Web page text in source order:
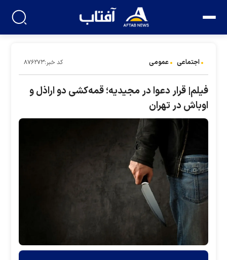
اجتماعی عمومی کد خبر:۸۷۶۲۷۳
فیلم| قرار دعوا در مجیدیه؛ قمه‌کشی دو اراذل و
اوباش در تهران